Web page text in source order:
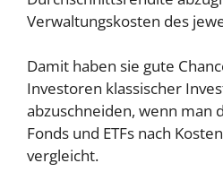
Verwaltungskosten des
Damit haben sie gute
Investoren klassischer
abzuschneiden, wenn man
Fonds und ETFs nach
vergleicht.